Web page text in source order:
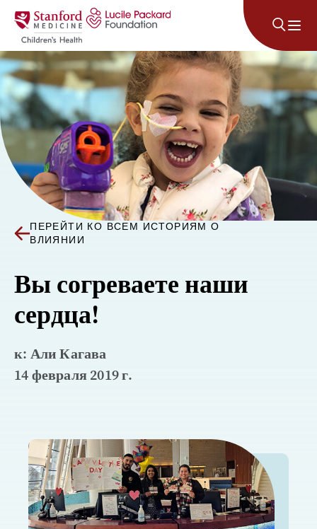
Перейти к содержанию
ПЕРЕЙТИ КО ВСЕМ ИСТОРИЯМ О
ВЛИЯНИИ
Вы согреваете наши
сердца!
к: Али Кагава
14 февраля 2019 г.